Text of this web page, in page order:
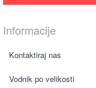
Informacije
Kontaktiraj nas
Vodnik po velikosti